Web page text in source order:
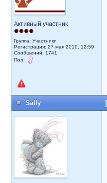
Активный участник
Группа: Участники
Регистрация: 27 мая 2010, 12:59
Сообщений: 1741
Пол:
Sally